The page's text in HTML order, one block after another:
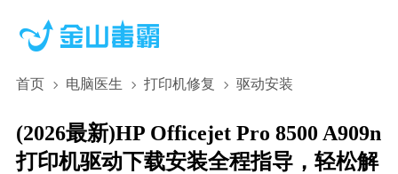
首页 电脑医生 打印机修复 驱动安装
(2026最新)HP Officejet Pro 8500 A909n
打印机驱动下载安装全程指导，轻松解